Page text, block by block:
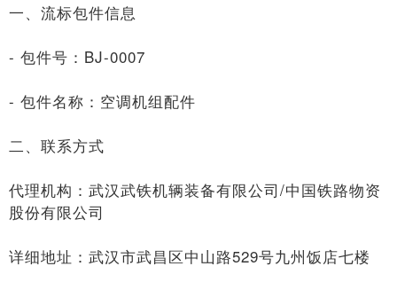
一、流标包件信息
- 包件号：BJ-0007
- 包件名称：空调机组配件
二、联系方式
代理机构：武汉武铁机辆装备有限公司/中国铁路物资
股份有限公司
详细地址：武汉市武昌区中山路529号九州饭店七楼